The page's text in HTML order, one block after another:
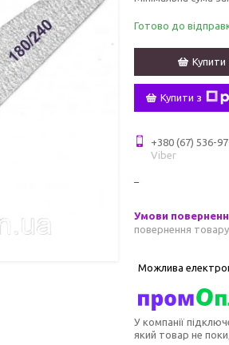
Готово до
Купити
Купити з
+380 (67) 536-
Viber
повернення
У компанії
який товар не